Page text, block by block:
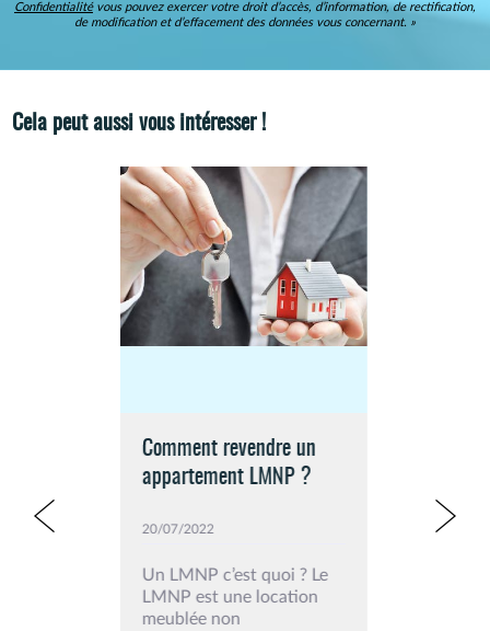
Confidentialitévous pouvez exercer votre droit d’accès, d’information, de rectification,
de modification et d’effacement des données vous concernant. »
Cela peut aussi vous intéresser !
Comment revendre un
appartement LMNP ?
20/07/2022
Un LMNP c’est quoi ? Le
LMNP est une location
meublée non